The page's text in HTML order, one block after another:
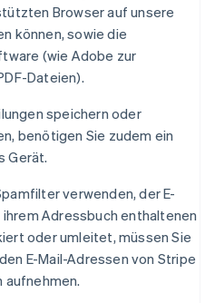
Browser auf unsere
können, sowie die
(wie Adobe zur
Dateien).
speichern oder
benötigen Sie zudem ein
Gerät.
verwenden, der E-
ihrem Adressbuch enthaltenen
oder umleitet, müssen Sie
E-Mail-Adressen von Stripe
aufnehmen.
English